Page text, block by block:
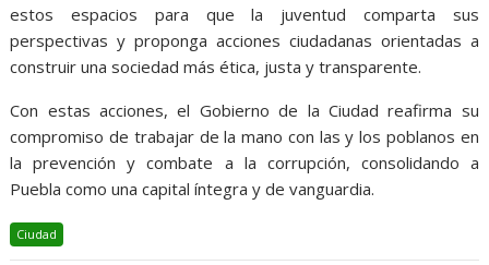
estos espacios para que la juventud comparta sus
perspectivas y proponga acciones ciudadanas orientadas a
construir una sociedad más ética, justa y transparente.
Con estas acciones, el Gobierno de la Ciudad reafirma su
compromiso de trabajar de la mano con las y los poblanos en
la prevención y combate a la corrupción, consolidando a
Puebla como una capital íntegra y de vanguardia.
Ciudad